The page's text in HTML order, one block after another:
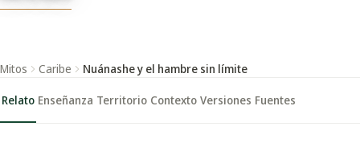
Mitos Caribe Nuánashe y el hambre sin límite
Relato Enseñanza Territorio Contexto Versiones Fuentes